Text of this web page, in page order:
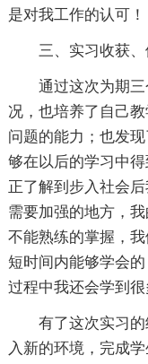
是对我工作的认可！
三、实习收获
通过这次为期
况，也培养了自己
问题的能力；也发
够在以后的学习中
正了解到步入社会
需要加强的地方，
不能熟练的掌握，
短时间内能够学会
过程中我还会学到很
有了这次实习
入新的环境，完成